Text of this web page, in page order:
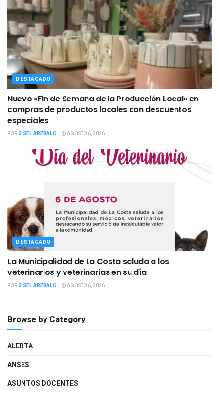
DESTACADO
Nuevo «Fin de Semana de la Producción Local» en
compras de productos locales con descuentos
especiales
PORGISEL AREBALO AGOSTO 6, 2026
DESTACADO
La Municipalidad de La Costa saluda a los
veterinarios y veterinarias en su día
PORGISEL AREBALO AGOSTO 6, 2026
Browse by Category
ALERTA
ANSES
ASUNTOS DOCENTES